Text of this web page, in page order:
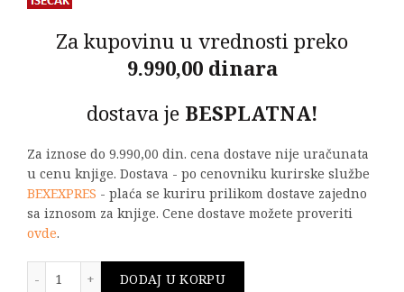
Za kupovinu u vrednosti preko
9.990,00 dinara
dostava je BESPLATNA!
Za iznose do 9.990,00 din. cena dostave nije uračunata
u cenu knjige. Dostava - po cenovniku kurirske službe
BEXEXPRES - plaća se kuriru prilikom dostave zajedno
sa iznosom za knjige. Cene dostave možete proveriti
ovde.
DODAJ U KORPU